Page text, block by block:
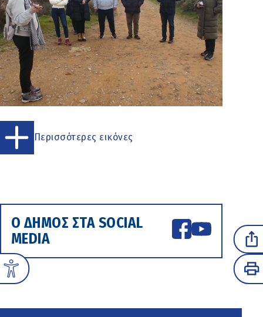
Περισσότερες εικόνες
Ο ΔΗΜΟΣ ΣΤΑ SOCIAL
MEDIA